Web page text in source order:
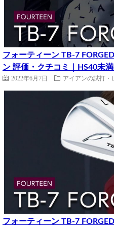
フォーティーン TB-7
ン 評価・クチコミ｜HS40未
2022年6月7日 アイアンの試打・
フォーティーン TB-7